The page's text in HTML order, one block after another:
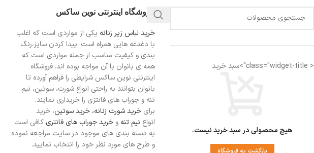
< class="widget-title">سبد خرید
هیچ محصولی در سبد خرید نیست.
بازگشت به فروشگاه
فروشگاه اینترنتی نوین ساکس
خرید لباس زیر زنانه یکی از مواردی است که اغلب
با دغدغه هایی همراه است. پیدا کردن سایز،رنگ
بندی و کیفیت مناسب از جمله مواردی است که
همه ی بانوان با آن مواجه بوده اند. فروشگاه
اینترنتی نوین ساکس شرایطی را فراهم آورده تا
بانوان بتوانند به راحتی انواع شورت، سوتین، نیم
تنه و جوراب های فانتزی را خریداری نمایند.
برای خرید شورت زنانه، خرید سوتین، خرید
انواع نیم تنه و خرید جوراب های فانتری کافی است
به دسته بندی های موجود در سایت مراجعه نموده
و طرح های مورد نظر خود را انتخاب نمایید.